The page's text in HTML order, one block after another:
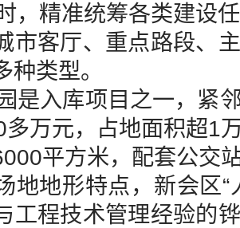
，精准统筹各类建设
市客厅、重点路段、
种类型。
是入库项目之一，紧
多万元，占地面积超1
平方米，配套公交
地地形特点，新会区“
工程技术管理经验的